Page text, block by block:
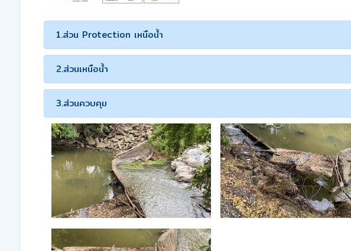
1.ส่วน Protection เหนือน้ำ
2.ส่วนเหนือน้ำ
3.ส่วนควบคุม